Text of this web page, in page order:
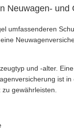
Neuwagen-
umfassenderen
und -alter.
ist
gewährleisten.